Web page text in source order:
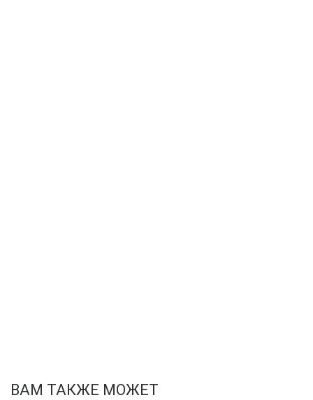
ВАМ ТАКЖЕ МОЖЕТ